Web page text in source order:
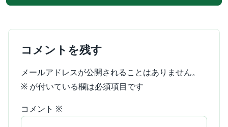
コメントを残す
メールアドレスが公開されることはありません。
※ が付いている欄は必須項目です
コメント ※